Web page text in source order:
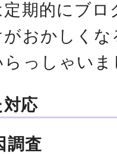
定期的にブ
がおかしく
っしゃいま
応
調査